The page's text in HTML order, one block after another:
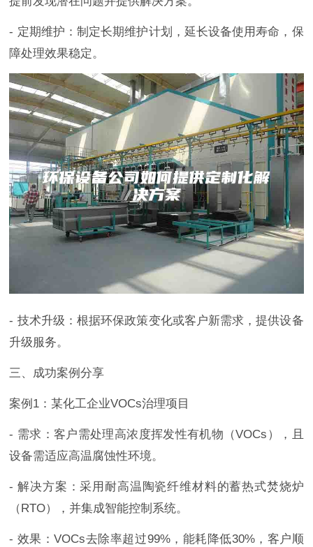
- 定期维护：制定长期维护计划，延长设备使用寿命，保
障处理效果稳定。
- 技术升级：根据环保政策变化或客户新需求，提供设备
升级服务。
三、成功案例分享
案例1：某化工企业VOCs治理项目
- 需求：客户需处理高浓度挥发性有机物（VOCs），且
设备需适应高温腐蚀性环境。
- 解决方案：采用耐高温陶瓷纤维材料的蓄热式焚烧炉
（RTO），并集成智能控制系统。
- 效果：VOCs去除率超过99%，能耗降低30%，客户顺